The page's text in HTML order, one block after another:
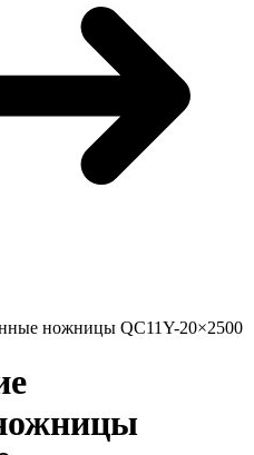
ножницы QC11Y-20×2500